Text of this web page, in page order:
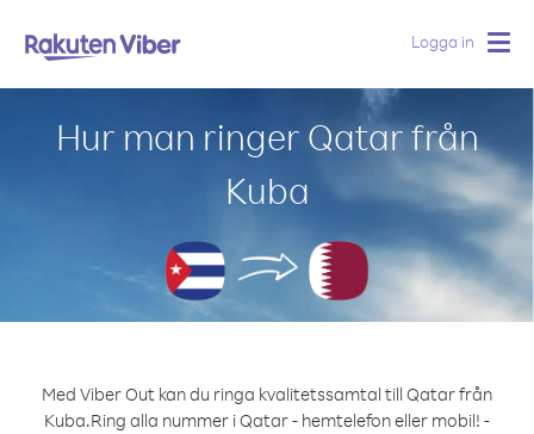
Logga in
Hur man ringer Qatar från
Kuba
Med Viber Out kan du ringa kvalitetssamtal till Qatar från
Kuba.Ring alla nummer i Qatar - hemtelefon eller mobil! -